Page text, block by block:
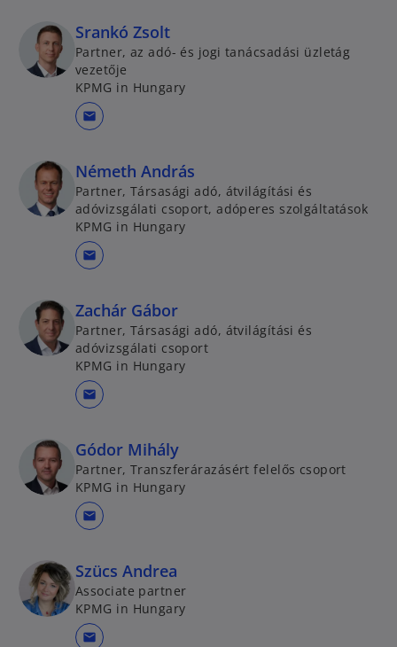
Srankó Zsolt
Partner, az adó- és jogi tanácsadási üzletág
vezetője
KPMG in Hungary
mail
Németh András
Partner, Társasági adó, átvilágítási és
adóvizsgálati csoport, adóperes szolgáltatások
KPMG in Hungary
mail
Zachár Gábor
Partner, Társasági adó, átvilágítási és
adóvizsgálati csoport
KPMG in Hungary
mail
Gódor Mihály
Partner, Transzferárazásért felelős csoport
KPMG in Hungary
mail
Szücs Andrea
Associate partner
KPMG in Hungary
mail